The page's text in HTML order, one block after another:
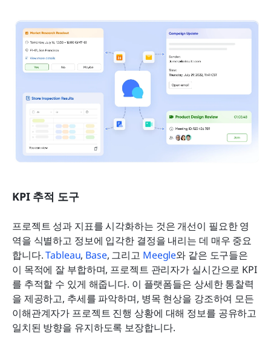
KPI 추적 도구
프로젝트 성과 지표를 시각화하는 것은 개선이 필요한 영
역을 식별하고 정보에 입각한 결정을 내리는 데 매우 중요
합니다. Tableau, Base, 그리고 Meegle와 같은 도구들은
이 목적에 잘 부합하며, 프로젝트 관리자가 실시간으로 KPI
를 추적할 수 있게 해줍니다. 이 플랫폼들은 상세한 통찰력
을 제공하고, 추세를 파악하며, 병목 현상을 강조하여 모든
이해관계자가 프로젝트 진행 상황에 대해 정보를 공유하고
일치된 방향을 유지하도록 보장합니다.